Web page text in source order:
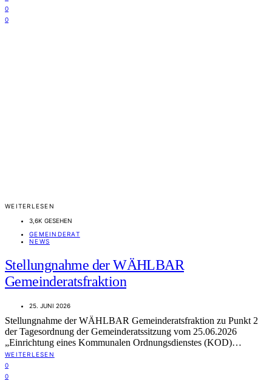
0
0
WEITERLESEN
3,6K GESEHEN
GEMEINDERAT
NEWS
Stellungnahme der WÄHLBAR
Gemeinderatsfraktion
25. JUNI 2026
Stellungnahme der WÄHLBAR Gemeinderatsfraktion zu Punkt 2
der Tagesordnung der Gemeinderatssitzung vom 25.06.2026
„Einrichtung eines Kommunalen Ordnungsdienstes (KOD)…
WEITERLESEN
0
0